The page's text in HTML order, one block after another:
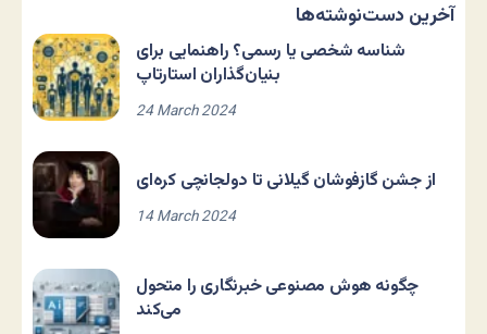
آخرین دست‌نوشته‌ها
شناسه شخصی یا رسمی؟ راهنمایی برای
بنیان‌گذاران استارتاپ
24 March 2024
از جشن گازفوشان گیلانی تا دولجانچی کره‌ای
14 March 2024
چگونه هوش مصنوعی خبرنگاری را متحول
می‌کند